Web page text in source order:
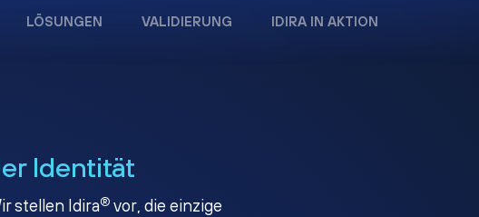
LÖSUNGEN VALIDIERUNG IDIRA IN AKTION
Identität
stellen Idira® vor, die einzige